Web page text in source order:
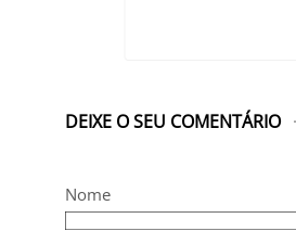
DEIXE O SEU COMENTÁRIO
Nome